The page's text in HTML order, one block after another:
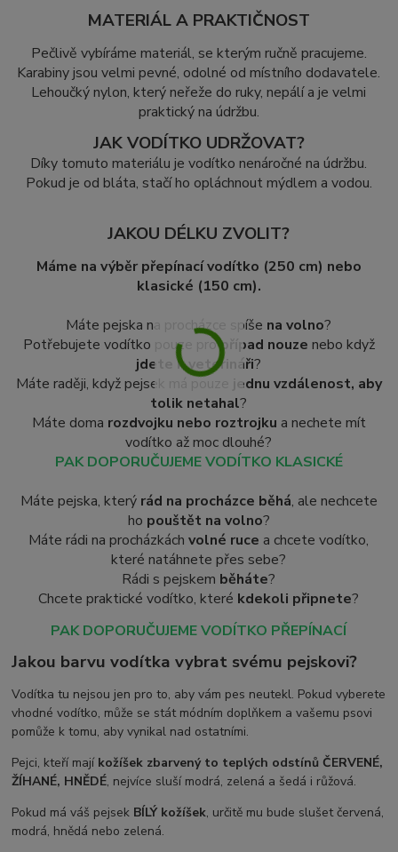
MATERIÁL A PRAKTIČNOST
Pečlivě vybíráme materiál, se kterým ručně pracujeme.
Karabiny jsou velmi pevné, odolné od místního dodavatele.
Lehoučký nylon, který neřeže do ruky, nepálí a je velmi
praktický na údržbu.
JAK VODÍTKO UDRŽOVAT?
Díky tomuto materiálu je vodítko nenáročné na údržbu.
Pokud je od bláta, stačí ho opláchnout mýdlem a vodou.
JAKOU DÉLKU ZVOLIT?
Máme na výběr přepínací vodítko (250 cm) nebo
klasické (150 cm).
Máte pejska na procházce spíše na volno?
Potřebujete vodítko pouze propřípad nouze nebo když
jdete k veterináři?
Máte raději, když pejsek má pouze
jednu vzdálenost, aby
tolik netahal?
Máte doma rozdvojku nebo roztrojku a nechete mít
vodítko až moc dlouhé?
PAK DOPORUČUJEME VODÍTKO KLASICKÉ
Máte pejska, který rád na procházce běhá, ale nechcete
ho pouštět na volno?
Máte rádi na procházkách volné ruce a chcete vodítko,
které natáhnete přes sebe?
Rádi s pejskem běháte?
Chcete praktické vodítko, které kdekoli připnete?
PAK DOPORUČUJEME VODÍTKO PŘEPÍNACÍ
Jakou barvu vodítka vybrat svému pejskovi?
Vodítka tu nejsou jen pro to, aby vám pes neutekl. Pokud vyberete
vhodné vodítko, může se stát módním doplňkem a vašemu psovi
pomůže k tomu, aby vynikal nad ostatními.
Pejci, kteří mají kožíšek zbarvený to teplých odstínů ČERVENÉ,
ŽÍHANÉ, HNĚDÉ, nejvíce sluší modrá, zelená a šedá i růžová.
Pokud má váš pejsek BÍLÝ kožíšek, určitě mu bude slušet červená,
modrá, hnědá nebo zelená.